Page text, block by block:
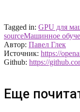
Tagged in: GPU для
sourceМашинное
Автор: Павел Глек
Источник: https://
Github: https://
Еще